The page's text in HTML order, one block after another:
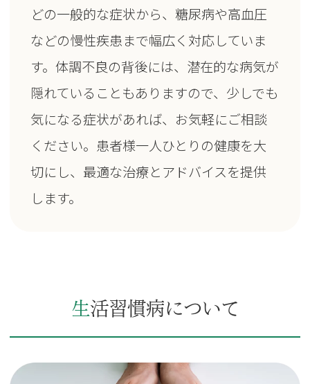
どの一般的な症状から、糖尿病や高血圧
などの慢性疾患まで幅広く対応していま
す。体調不良の背後には、潜在的な病気が
隠れていることもありますので、少しでも
気になる症状があれば、お気軽にご相談
ください。患者様一人ひとりの健康を大
切にし、最適な治療とアドバイスを提供
します。
生活習慣病について